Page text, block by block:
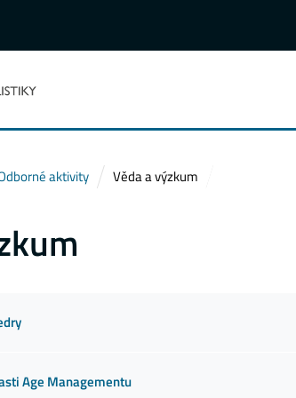
aktivity Věda a výzkum
Age Managementu